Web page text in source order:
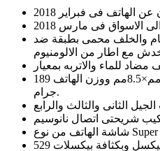
والخلف محمى بطبقة ضد
ابعاد الهاتف 158.1مم×73.8مم×8.5مم ووزن الهاتف 189
جرام.
دقة وضوح الشاشه 2960×1440 بيكسل وبكثافة بيكسلات 529